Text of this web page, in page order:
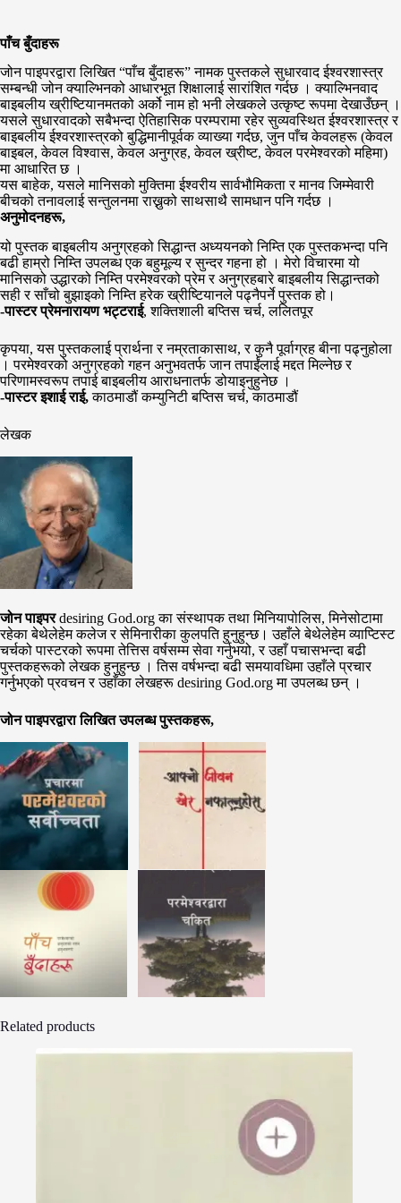
पाँच बुँदाहरू
जोन पाइपरद्वारा लिखित “पाँच बुँदाहरू” नामक पुस्तकले सुधारवाद ईश्वरशास्त्र
सम्बन्धी जोन क्याल्भिनको आधारभूत शिक्षालाई सारांशित गर्दछ । क्याल्भिनवाद
बाइबलीय ख्रीष्टियानमतको अर्को नाम हो भनी लेखकले उत्कृष्ट रूपमा देखाउँछन् ।
यसले सुधारवादको सबैभन्दा ऐतिहासिक परम्परामा रहेर सुव्यवस्थित ईश्वरशास्त्र र
बाइबलीय ईश्वरशास्त्रको बुद्धिमानीपूर्वक व्याख्या गर्दछ, जुन पाँच केवलहरू (केवल
बाइबल, केवल विश्वास, केवल अनुग्रह, केवल ख्रीष्ट, केवल परमेश्वरको महिमा)
मा आधारित छ ।
यस बाहेक, यसले मानिसको मुक्तिमा ईश्वरीय सार्वभौमिकता र मानव जिम्मेवारी
बीचको तनावलाई सन्तुलनमा राख्नुको साथसाथै सामधान पनि गर्दछ ।
अनुमोदनहरू,
यो पुस्तक बाइबलीय अनुग्रहको सिद्धान्त अध्ययनको निम्ति एक पुस्तकभन्दा पनि
बढी हाम्रो निम्ति उपलब्ध एक बहुमूल्य र सुन्दर गहना हो । मेरो विचारमा यो
मानिसको उद्धारको निम्ति परमेश्वरको प्रेम र अनुग्रहबारे बाइबलीय सिद्धान्तको
सही र साँचो बुझाइको निम्ति हरेक ख्रीष्टियानले पढ्नैपर्ने पुस्तक हो।
-पास्टर प्रेमनारायण भट्टराई, शक्तिशाली बप्तिस चर्च, ललितपूर
कृपया, यस पुस्तकलाई प्रार्थना र नम्रताकासाथ, र कुनै पूर्वाग्रह बीना पढ्नुहोला
। परमेश्वरको अनुग्रहको गहन अनुभवतर्फ जान तपाईंलाई मद्दत मिल्नेछ र
परिणामस्वरूप तपाई बाइबलीय आराधनातर्फ डोयाइनुहुनेछ ।
-पास्टर इशाई राई,काठमाडौं कम्युनिटी बप्तिस चर्च, काठमाडौं
लेखक
जोन पाइपरdesiring God.org का संस्थापक तथा मिनियापोलिस, मिनेसोटामा
रहेका बेथेलेहेम कलेज र सेमिनारीका कुलपति हुनुहुन्छ। उहाँले बेथेलेहेम व्याप्टिस्ट
चर्चको पास्टरको रूपमा तेत्तिस वर्षसम्म सेवा गर्नुभयो, र उहाँ पचासभन्दा बढी
पुस्तकहरूको लेखक हुनुहुन्छ । तिस वर्षभन्दा बढी समयावधिमा उहाँले प्रचार
गर्नुभएको प्रवचन र उहाँका लेखहरू desiring God.org मा उपलब्ध छन् ।
जोन पाइपरद्वारा लिखित उपलब्ध पुस्तकहरू,
Related products